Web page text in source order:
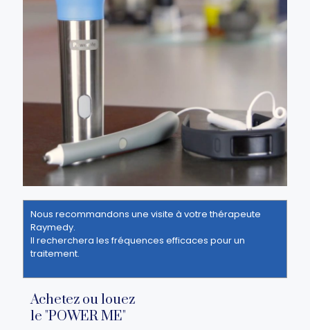
Nous recommandons une visite à votre thérapeute
Raymedy.
Il recherchera les fréquences efficaces pour un
traitement.
Achetez ou louez
le "POWER ME"